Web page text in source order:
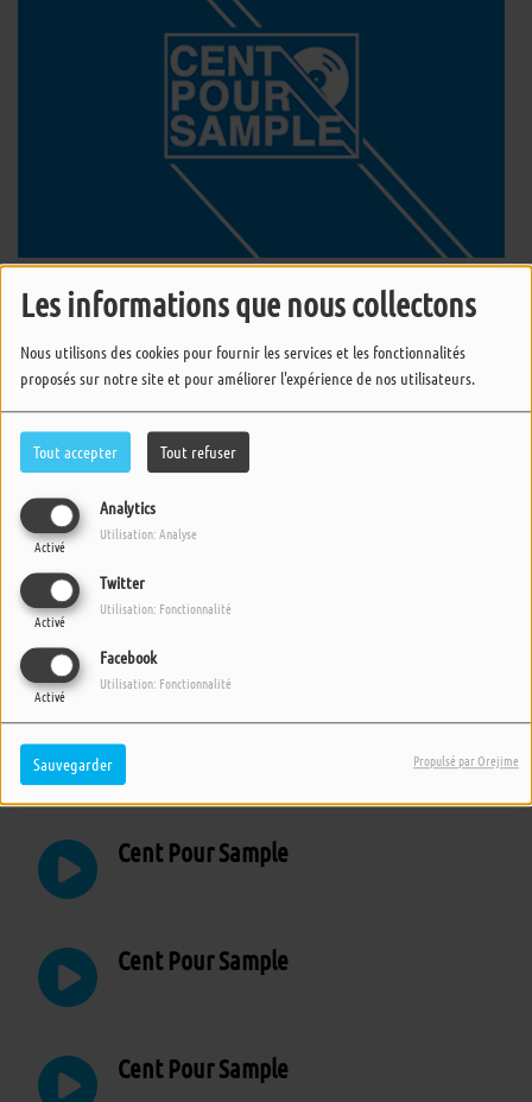
Les informations que nous collectons
Nous utilisons des cookies pour fournir les services et les fonctionnalités
proposés sur notre site et pour améliorer l'expérience de nos utilisateurs.
Tout accepter Tout refuser
Analytics
Activé
Utilisation: Analyse
Twitter
Activé
Utilisation: Fonctionnalité
Facebook
Activé
Utilisation: Fonctionnalité
Sauvegarder Propulsé par Orejime
Cent Pour Sample
Cent Pour Sample
Cent Pour Sample
Cent Pour Sample
Cent Pour Sample
Cent Pour Sample
Cent Pour Sample